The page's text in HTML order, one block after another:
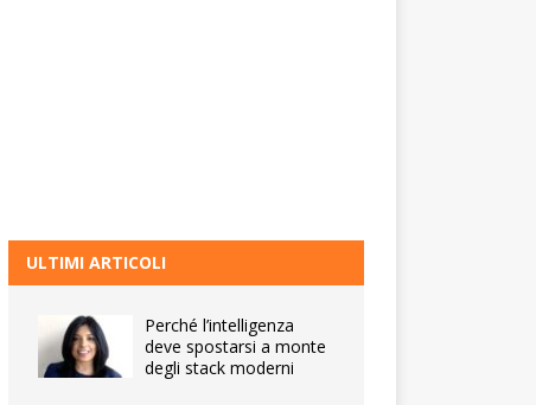
ULTIMI ARTICOLI
Perché l’intelligenza
deve spostarsi a monte
degli stack moderni